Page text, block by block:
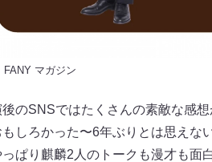
FANY マガジン
のSNSではたくさんの素敵な感想
もしろかった〜6年ぶりとは思えない
っぱり麒麟2人のトークも漫才も面